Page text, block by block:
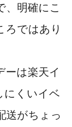
、明確にこ
ろではあり
ーは楽天イ
にくいイベ
送がちょっ